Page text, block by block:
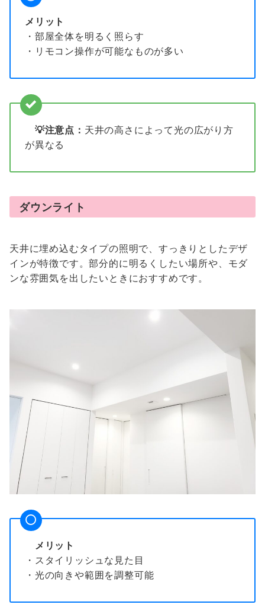
メリット
・部屋全体を明るく照らす
・リモコン操作が可能なものが多い
💡注意点： 天井の高さによって光の広がり方
が異なる
ダウンライト
天井に埋め込むタイプの照明で、すっきりとしたデザ
インが特徴です。部分的に明るくしたい場所や、モダ
ンな雰囲気を出したいときにおすすめです。
メリット
・スタイリッシュな見た目
・光の向きや範囲を調整可能